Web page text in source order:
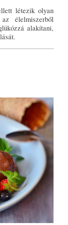
létezik olyan
élelmiszerből
alakítani,